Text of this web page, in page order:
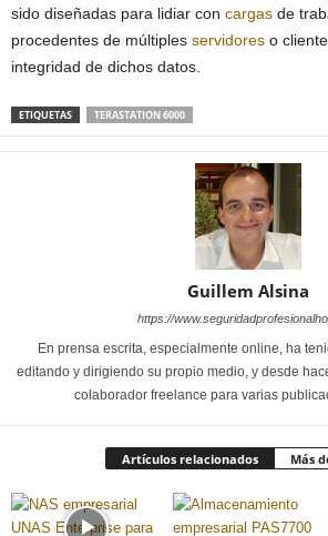
sido diseñadas para lidiar con cargas de
procedentes de múltiples servidores o
integridad de dichos datos.
ETIQUETAS TERASTATION 6000
Guillem Alsina
https://
En prensa escrita, especialmente online, ha
editando y dirigiendo su propio medio, y desde
colaborador freelance para varias
Artículos relacionados Más